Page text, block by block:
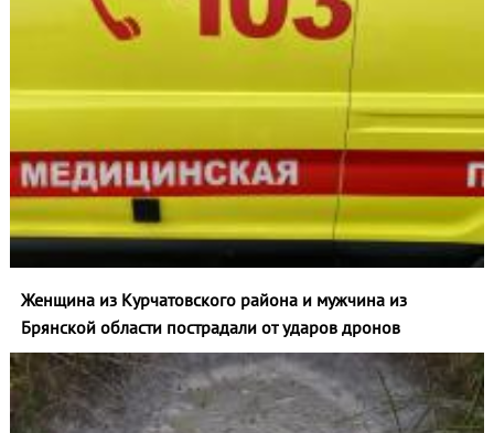
Женщина из Курчатовского района и мужчина из
Брянской области пострадали от ударов дронов